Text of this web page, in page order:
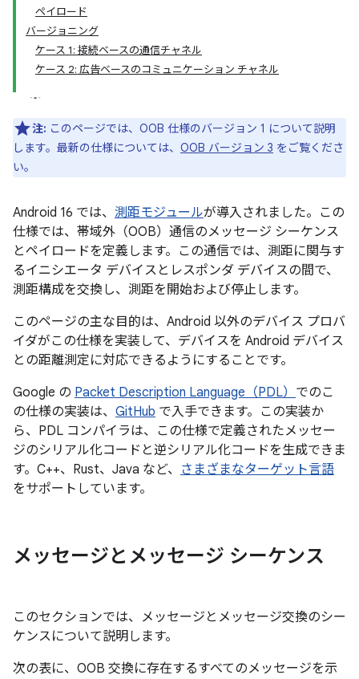
ペイロード
バージョニング
ケース 1: 接続ベースの通信チャネル
ケース 2: 広告ベースのコミュニケーション チャネル
注: このページでは、OOB 仕様のバージョン 1 について説明
します。最新の仕様については、 OOB バージョン 3 をご覧くださ
い。
Android 16 では、 測距モジュールが導入されました。この
仕様では、帯域外（OOB）通信のメッセージ シーケンス
とペイロードを定義します。この通信では、測距に関与す
るイニシエータ デバイスとレスポンダ デバイスの間で、
測距構成を交換し、測距を開始および停止します。
このページの主な目的は、Android 以外のデバイス プロバ
イダがこの仕様を実装して、デバイスを Android デバイス
との距離測定に対応できるようにすることです。
Google の Packet Description Language（PDL） でのこ
の仕様の実装は、 GitHub で入手できます。この実装か
ら、PDL コンパイラは、この仕様で定義されたメッセー
ジのシリアル化コードと逆シリアル化コードを生成できま
す。C++、Rust、Java など、 さまざまなターゲット言語
をサポートしています。
メッセージとメッセージ シーケンス
このセクションでは、メッセージとメッセージ交換のシー
ケンスについて説明します。
次の表に、OOB 交換に存在するすべてのメッセージを示